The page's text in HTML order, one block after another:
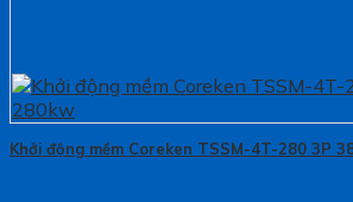
Khởi động mềm Coreken TSSM-4T-280 3P